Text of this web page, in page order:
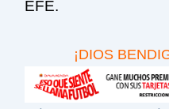
EFE.
¡DIOS